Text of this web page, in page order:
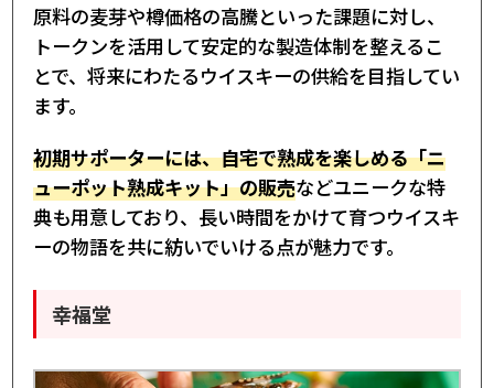
原料の麦芽や樽価格の高騰といった課題に対し、
トークンを活用して安定的な製造体制を整えるこ
とで、将来にわたるウイスキーの供給を目指してい
ます。
初期サポーターには、自宅で熟成を楽しめる「ニ
ューポット熟成キット」の販売などユニークな特
典も用意しており、長い時間をかけて育つウイスキ
ーの物語を共に紡いでいける点が魅力です。
幸福堂